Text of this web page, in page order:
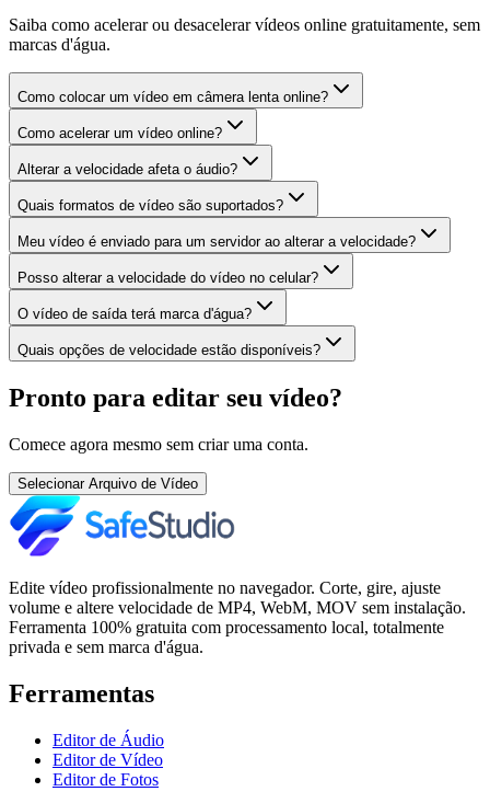
Saiba como acelerar ou desacelerar vídeos online gratuitamente, sem
marcas d'água.
Como colocar um vídeo em câmera lenta online?
Como acelerar um vídeo online?
Alterar a velocidade afeta o áudio?
Quais formatos de vídeo são suportados?
Meu vídeo é enviado para um servidor ao alterar a velocidade?
Posso alterar a velocidade do vídeo no celular?
O vídeo de saída terá marca d'água?
Quais opções de velocidade estão disponíveis?
Pronto para editar seu vídeo?
Comece agora mesmo sem criar uma conta.
Selecionar Arquivo de Vídeo
Edite vídeo profissionalmente no navegador. Corte, gire, ajuste
volume e altere velocidade de MP4, WebM, MOV sem instalação.
Ferramenta 100% gratuita com processamento local, totalmente
privada e sem marca d'água.
Ferramentas
Editor de Áudio
Editor de Vídeo
Editor de Fotos